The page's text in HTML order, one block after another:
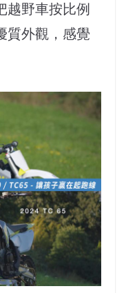
越野車按比例
質外觀，感覺